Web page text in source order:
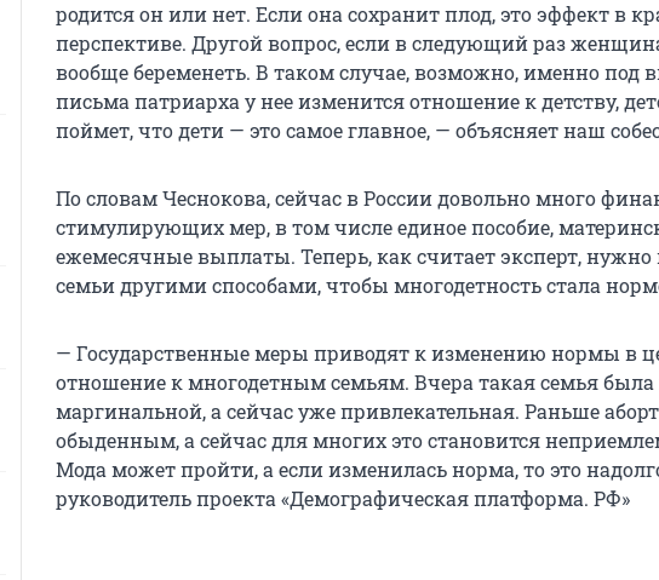
родится он или нет. Если она сохранит плод, это эффект в
перспективе. Другой вопрос, если в следующий раз
вообще беременеть. В таком случае, возможно, именно под
письма патриарха у нее изменится отношение к детству,
поймет, что дети — это самое главное, — объясняет наш
По словам Чеснокова, сейчас в России довольно много
стимулирующих мер, в том числе единое пособие,
ежемесячные выплаты. Теперь, как считает эксперт,
семьи другими способами, чтобы многодетность стала
— Государственные меры приводят к изменению нормы в
отношение к многодетным семьям. Вчера такая семья была
маргинальной, а сейчас уже привлекательная. Раньше
обыденным, а сейчас для многих это становится
Мода может пройти, а если изменилась норма, то это
руководитель проекта «Демографическая платформа. РФ»